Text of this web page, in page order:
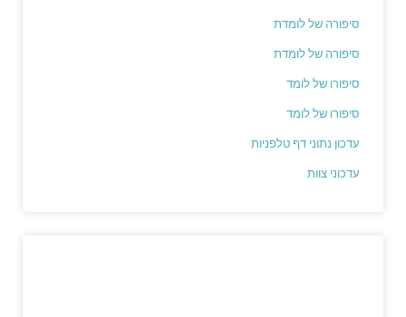
סיפורה של לומדת
סיפורה של לומדת
סיפורו של לומד
סיפורו של לומד
עדכון נתוני דף טלפניות
עדכוני צוות